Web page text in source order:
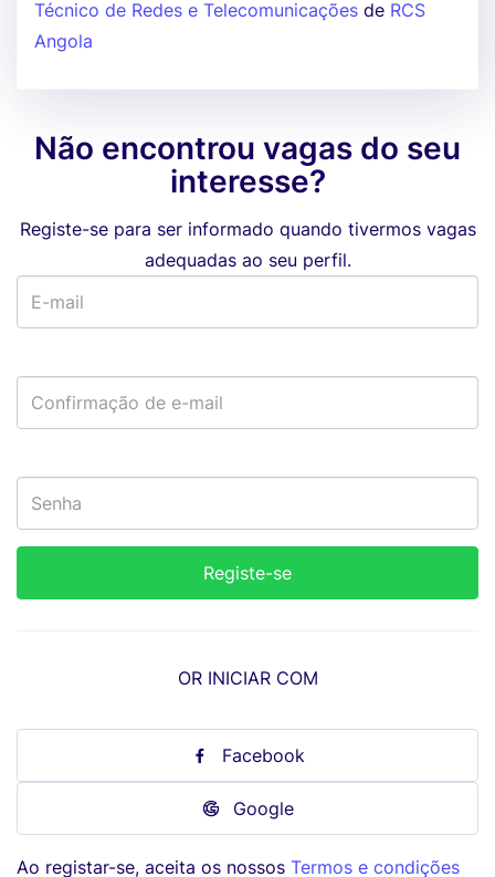
Técnico de Redes e Telecomunicações de RCS
Angola
Não encontrou vagas do seu
interesse?
Registe-se para ser informado quando tivermos vagas
adequadas ao seu perfil.
OR INICIAR COM
Facebook
Google
Ao registar-se, aceita os nossos Termos e condições